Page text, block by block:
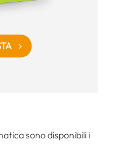
sono disponibili i